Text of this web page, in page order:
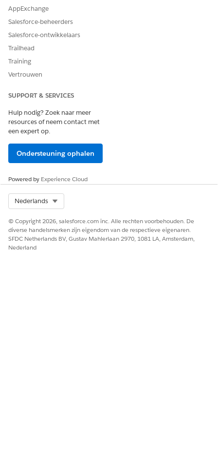
OPMERKINGEenmaal ingeschakeld, gebruikt het
dashboard gedurende 30 minuten
cachequeryresultaten voordat een automatische
HEEFT DIT ARTIKEL UW PROBLEEM OPGELOST?
Laat ons weten wat we kunnen doen om te verbeteren!
AppExchange
Salesforce-beheerders
Salesforce-ontwikkelaars
Trailhead
Training
Vertrouwen
SUPPORT & SERVICES
Hulp nodig? Zoek naar meer
resources of neem contact met
een expert op.
Ondersteuning ophalen
Powered by Experience Cloud
Nederlands
© Copyright 2026, salesforce.com inc. Alle rechten voorbehouden. De
diverse handelsmerken zijn eigendom van de respectieve eigenaren.
SFDC Netherlands BV, Gustav Mahlerlaan 2970, 1081 LA, Amsterdam,
Nederland